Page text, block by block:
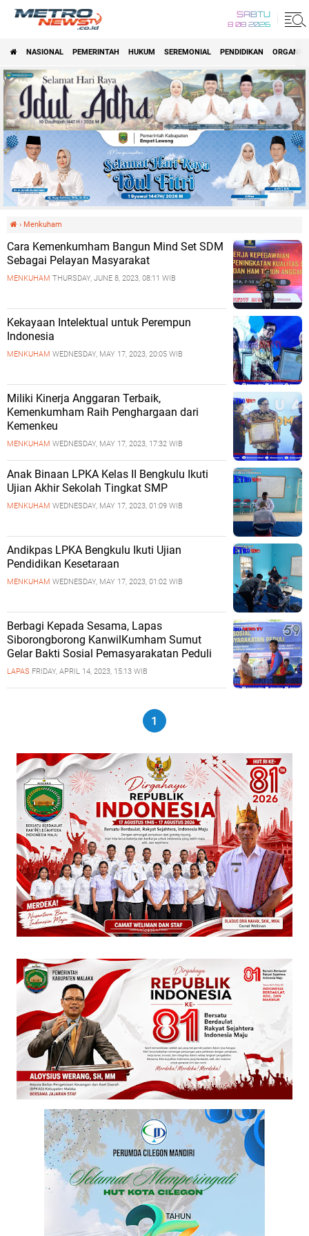
SABTU
8 08 2026
NASIONAL PEMERINTAH HUKUM SEREMONIAL PENDIDIKAN
› Menkuham
Cara Kemenkumham Bangun Mind Set SDM
Sebagai Pelayan Masyarakat
MENKUHAM THURSDAY, JUNE 8, 2023, 08:11 WIB
Kekayaan Intelektual untuk Perempun
Indonesia
MENKUHAM WEDNESDAY, MAY 17, 2023, 20:05 WIB
Miliki Kinerja Anggaran Terbaik,
Kemenkumham Raih Penghargaan dari
Kemenkeu
MENKUHAM WEDNESDAY, MAY 17, 2023, 17:32 WIB
Anak Binaan LPKA Kelas II Bengkulu Ikuti
Ujian Akhir Sekolah Tingkat SMP
MENKUHAM WEDNESDAY, MAY 17, 2023, 01:09 WIB
Andikpas LPKA Bengkulu Ikuti Ujian
Pendidikan Kesetaraan
MENKUHAM WEDNESDAY, MAY 17, 2023, 01:02 WIB
Berbagi Kepada Sesama, Lapas
Siborongborong KanwilKumham Sumut
Gelar Bakti Sosial Pemasyarakatan Peduli
LAPAS FRIDAY, APRIL 14, 2023, 15:13 WIB
1